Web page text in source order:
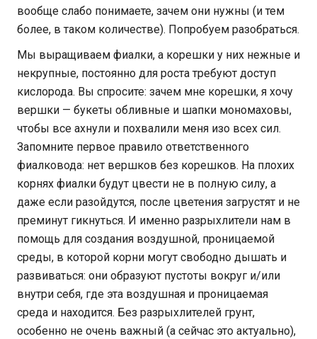
вообще слабо понимаете, зачем они нужны (и тем
более, в таком количестве). Попробуем разобраться.
Мы выращиваем фиалки, а корешки у них нежные и
некрупные, постоянно для роста требуют доступ
кислорода. Вы спросите: зачем мне корешки, я хочу
вершки — букеты обливные и шапки мономаховы,
чтобы все ахнули и похвалили меня изо всех сил.
Запомните первое правило ответственного
фиалковода: нет вершков без корешков. На плохих
корнях фиалки будут цвести не в полную силу, а
даже если разойдутся, после цветения загрустят и не
преминут гикнуться. И именно разрыхлители нам в
помощь для создания воздушной, проницаемой
среды, в которой корни могут свободно дышать и
развиваться: они образуют пустоты вокруг и/или
внутри себя, где эта воздушная и проницаемая
среда и находится. Без разрыхлителей грунт,
особенно не очень важный (а сейчас это актуально),